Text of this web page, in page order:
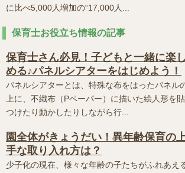
に比べ5,000人増加の“17,000人...
保育士お役立ち情報の記事
保育士さん必見！子どもと一緒に楽し
める♪パネルシアターをはじめよう！
パネルシアターとは、特殊な布をはったパネル
上に、不織布（Pペーパー）に描いた絵人形を貼
つけたり動かしたりしながら行...
園全体がきょうだい！異年齢保育の
手な取り入れ方は？
少子化の現在、様々な年齢の子たちがふれあえ